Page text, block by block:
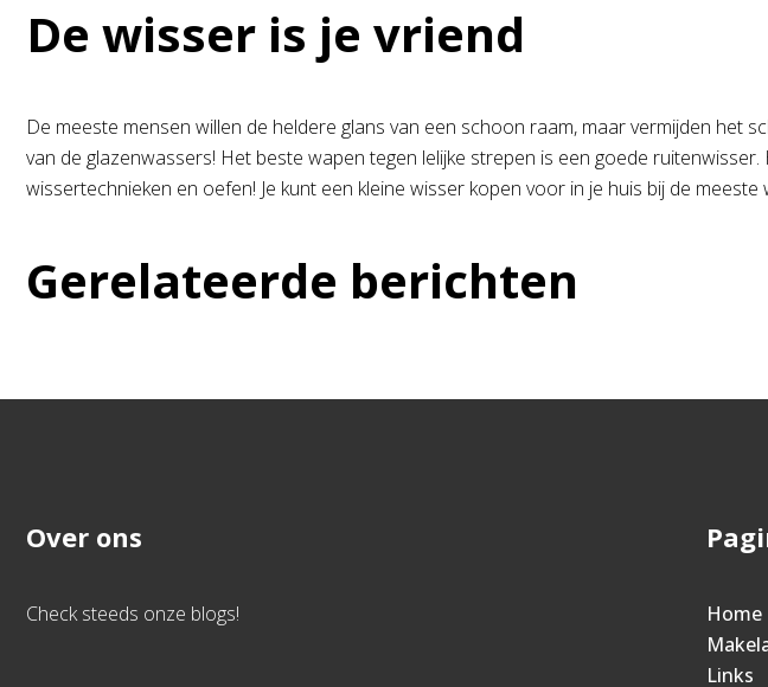
De wisser is je vriend
De meeste mensen willen de heldere glans van een schoon raam, maar vermijden het
van de glazenwassers! Het beste wapen tegen lelijke strepen is een goede
wissertechnieken en oefen! Je kunt een kleine wisser kopen voor in je huis bij de meeste
Gerelateerde berichten
Over ons
Check steeds onze blogs!
Home
Links